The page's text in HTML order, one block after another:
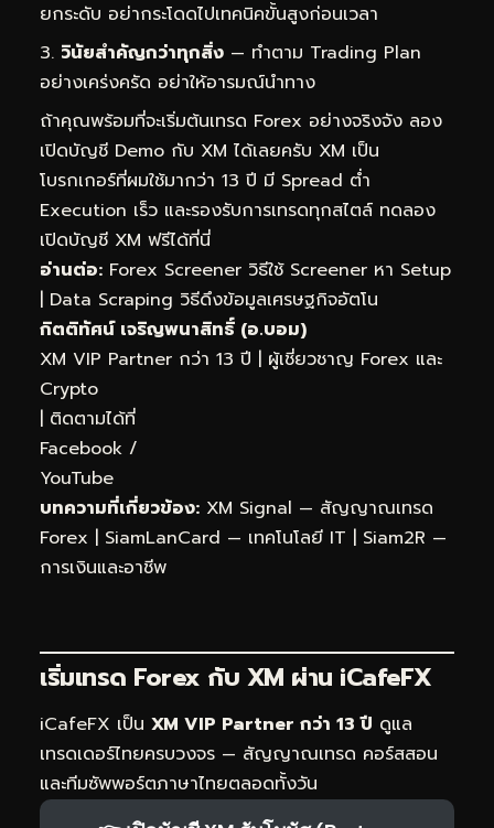
ยกระดับ อย่ากระโดดไปเทคนิคขั้นสูงก่อนเวลา
วินัยสำคัญกว่าทุกสิ่ง — ทำตาม Trading Plan
อย่างเคร่งครัด อย่าให้อารมณ์นำทาง
ถ้าคุณพร้อมที่จะเริ่มต้นเทรด Forex อย่างจริงจัง ลอง
เปิดบัญชี Demo กับ XM ได้เลยครับ XM เป็น
โบรกเกอร์ที่ผมใช้มากว่า 13 ปี มี Spread ต่ำ
Execution เร็ว และรองรับการเทรดทุกสไตล์ ทดลอง
เปิดบัญชี XM ฟรีได้ที่นี่
อ่านต่อ: Forex Screener วิธีใช้ Screener หา Setup
| Data Scraping วิธีดึงข้อมูลเศรษฐกิจอัตโน
กิตติทัศน์ เจริญพนาสิทธิ์ (อ.บอม)
XM VIP Partner กว่า 13 ปี | ผู้เชี่ยวชาญ Forex และ
Crypto
| ติดตามได้ที่
Facebook /
YouTube
บทความที่เกี่ยวข้อง: XM Signal — สัญญาณเทรด
Forex | SiamLanCard — เทคโนโลยี IT | Siam2R —
การเงินและอาชีพ
เริ่มเทรด Forex กับ XM ผ่าน iCafeFX
iCafeFX เป็น XM VIP Partner กว่า 13 ปี ดูแล
เทรดเดอร์ไทยครบวงจร — สัญญาณเทรด คอร์สสอน
และทีมซัพพอร์ตภาษาไทยตลอดทั้งวัน